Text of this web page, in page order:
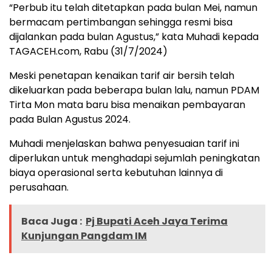
“Perbub itu telah ditetapkan pada bulan Mei, namun
bermacam pertimbangan sehingga resmi bisa
dijalankan pada bulan Agustus,” kata Muhadi kepada
TAGACEH.com, Rabu (31/7/2024)
Meski penetapan kenaikan tarif air bersih telah
dikeluarkan pada beberapa bulan lalu, namun PDAM
Tirta Mon mata baru bisa menaikan pembayaran
pada Bulan Agustus 2024.
Muhadi menjelaskan bahwa penyesuaian tarif ini
diperlukan untuk menghadapi sejumlah peningkatan
biaya operasional serta kebutuhan lainnya di
perusahaan.
Baca Juga : Pj Bupati Aceh Jaya Terima
Kunjungan Pangdam IM